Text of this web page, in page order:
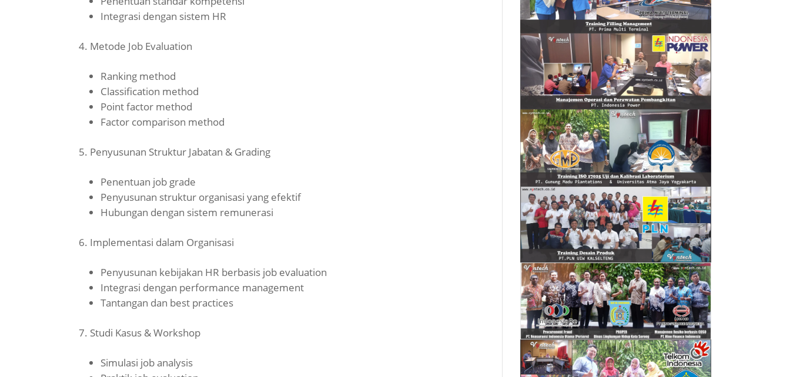
Integrasi dengan sistem HR
Metode Job Evaluation
Ranking method
Classification method
Point factor method
Factor comparison method
Penyusunan Struktur Jabatan & Grading
Penentuan job grade
Penyusunan struktur organisasi yang efektif
Hubungan dengan sistem remunerasi
Implementasi dalam Organisasi
Penyusunan kebijakan HR berbasis job evaluation
Integrasi dengan performance management
Tantangan dan best practices
Studi Kasus & Workshop
Simulasi job analysis